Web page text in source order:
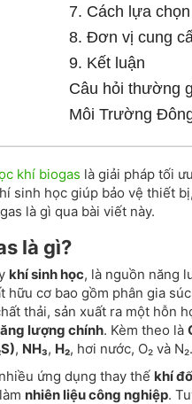
7. Cách lựa
8. Đơn vị cung
9. Kết luận
Câu hỏi thường
Môi Trường
khí biogas là giải pháp tối
sinh học giúp bảo vệ thiết
là gì qua bài viết này.
là gì?
khí sinh học, là nguồn năng
hữu cơ bao gồm phân gia
thải, sản xuất ra một hỗn
lượng chính. Kèm theo là
, NH₃, H₂, hơi nước, O₂ và N₂.
ứng dụng thay thế khí
nhiên liệu công nghiệp.